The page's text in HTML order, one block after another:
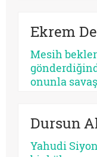
onun çoktan
savunur.
Ekrem
Mesih
onunla
için de bunu
gelse onu
Dursun
Yahudi